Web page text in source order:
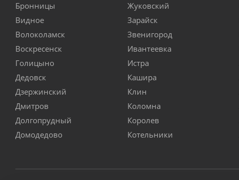
Бронницы
Видное
Волоколамск
Воскресенск
Голицыно
Дедовск
Дзержинский
Дмитров
Долгопрудный
Домодедово
Жуковский
Зарайск
Звенигород
Ивантеевка
Истра
Кашира
Клин
Коломна
Королев
Котельники